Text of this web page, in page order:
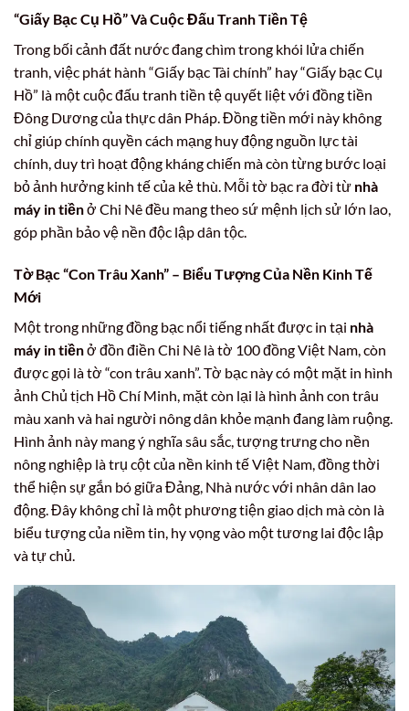
“Giấy Bạc Cụ Hồ” Và Cuộc Đấu Tranh Tiền Tệ
Trong bối cảnh đất nước đang chìm trong khói lửa chiến
tranh, việc phát hành “Giấy bạc Tài chính” hay “Giấy bạc Cụ
Hồ” là một cuộc đấu tranh tiền tệ quyết liệt với đồng tiền
Đông Dương của thực dân Pháp. Đồng tiền mới này không
chỉ giúp chính quyền cách mạng huy động nguồn lực tài
chính, duy trì hoạt động kháng chiến mà còn từng bước loại
bỏ ảnh hưởng kinh tế của kẻ thù. Mỗi tờ bạc ra đời từ nhà
máy in tiềnở Chi Nê đều mang theo sứ mệnh lịch sử lớn lao,
góp phần bảo vệ nền độc lập dân tộc.
Tờ Bạc “Con Trâu Xanh” – Biểu Tượng Của Nền Kinh Tế
Mới
Một trong những đồng bạc nổi tiếng nhất được in tại nhà
máy in tiềnở đồn điền Chi Nê là tờ 100 đồng Việt Nam, còn
được gọi là tờ “con trâu xanh”. Tờ bạc này có một mặt in hình
ảnh Chủ tịch Hồ Chí Minh, mặt còn lại là hình ảnh con trâu
màu xanh và hai người nông dân khỏe mạnh đang làm ruộng.
Hình ảnh này mang ý nghĩa sâu sắc, tượng trưng cho nền
nông nghiệp là trụ cột của nền kinh tế Việt Nam, đồng thời
thể hiện sự gắn bó giữa Đảng, Nhà nước với nhân dân lao
động. Đây không chỉ là một phương tiện giao dịch mà còn là
biểu tượng của niềm tin, hy vọng vào một tương lai độc lập
và tự chủ.